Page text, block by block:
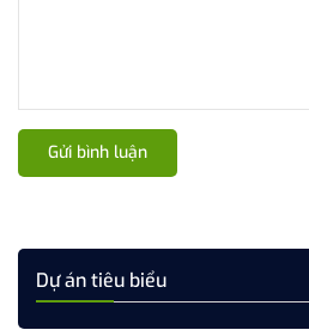
Gửi bình luận
Dự án tiêu biểu